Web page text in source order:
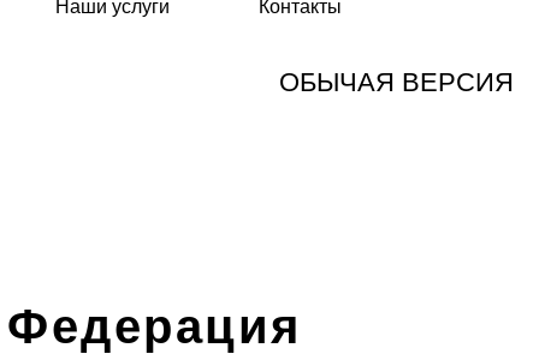
Наши услуги Контакты
ОБЫЧАЯ ВЕРСИЯ
Федерация